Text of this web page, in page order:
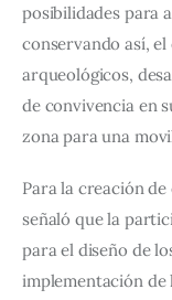
posibilidades para
conservando así,
arqueológicos,
de convivencia en
zona para una
Para la creación
señaló que la
para el diseño de
implementación de